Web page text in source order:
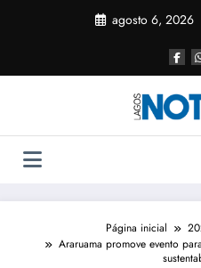
agosto 6, 2026
Página inicial
Araruama promove evento